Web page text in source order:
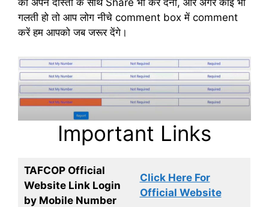
को अपने दोस्तों के साथ Share भी कर देना, और अगर कोई भी
गलती हो तो आप लोग नीचे comment box में comment
करें हम आपको जब जरूर देंगे।
Important Links
TAFCOP Official
Website Link Login
by Mobile Number
Click Here For
Official Website